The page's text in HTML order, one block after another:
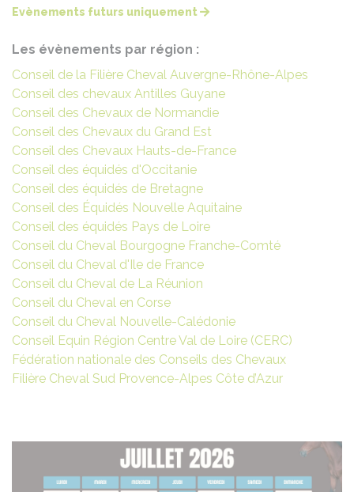
Evènements futurs uniquement
Les évènements par région :
Conseil de la Filière Cheval Auvergne-Rhône-Alpes
Conseil des chevaux Antilles Guyane
Conseil des Chevaux de Normandie
Conseil des Chevaux du Grand Est
Conseil des Chevaux Hauts-de-France
Conseil des équidés d'Occitanie
Conseil des équidés de Bretagne
Conseil des Équidés Nouvelle Aquitaine
Conseil des équidés Pays de Loire
Conseil du Cheval Bourgogne Franche-Comté
Conseil du Cheval d'Ile de France
Conseil du Cheval de La Réunion
Conseil du Cheval en Corse
Conseil du Cheval Nouvelle-Calédonie
Conseil Equin Région Centre Val de Loire (CERC)
Fédération nationale des Conseils des Chevaux
Filière Cheval Sud Provence-Alpes Côte d’Azur